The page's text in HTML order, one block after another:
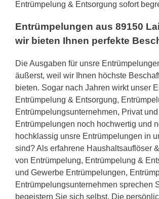
Entrümpelung & Entsorgung sofort
Entrümpelungen aus 89150
wir bieten Ihnen perfekte
Die Ausgaben für unsre
äußerst, weil wir Ihnen höchste
bieten. Sogar nach Jahren wirkt unser
Entrümpelung & Entsorgung,
Entrümpelungsunternehmen, Privat
Entrümpelungen noch hochwertig und
hochklassig unsre Entrümpelungen in
sind? Als erfahrene Haushaltsauflöser
von Entrümpelung, Entrümpelung &
und Gewerbe Entrümpelungen,
Entrümpelungsunternehmen sprechen
begeistern Sie sich selbst. Die